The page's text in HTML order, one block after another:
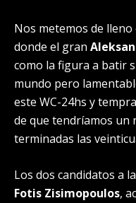
Nos metemos de
donde el gran
como la figura a batir
mundo pero
este WC-24hs y
de que tendríamos un
terminadas las
Los dos candidatos a
Fotis Zisimopoulos,